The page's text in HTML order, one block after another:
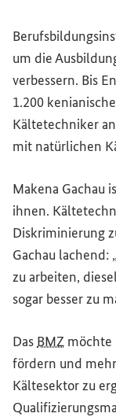
um die
verbessern. Bis
1.200
Kältetechniker
mit natürlichen
Makena Gachau
ihnen.
Diskriminierung
Gachau
zu arbeiten,
sogar besser zu
Das BMZ möchte
fördern und
Kältesektor zu